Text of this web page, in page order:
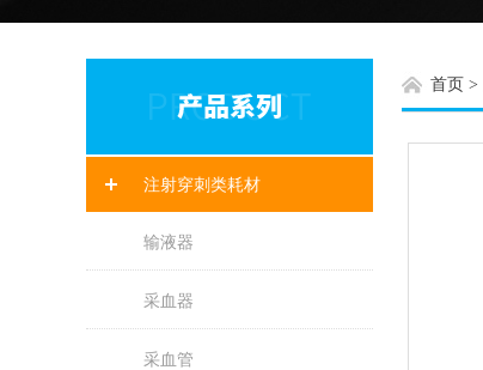
注射穿刺类耗材
输液器
采血器
采血管
首页 >